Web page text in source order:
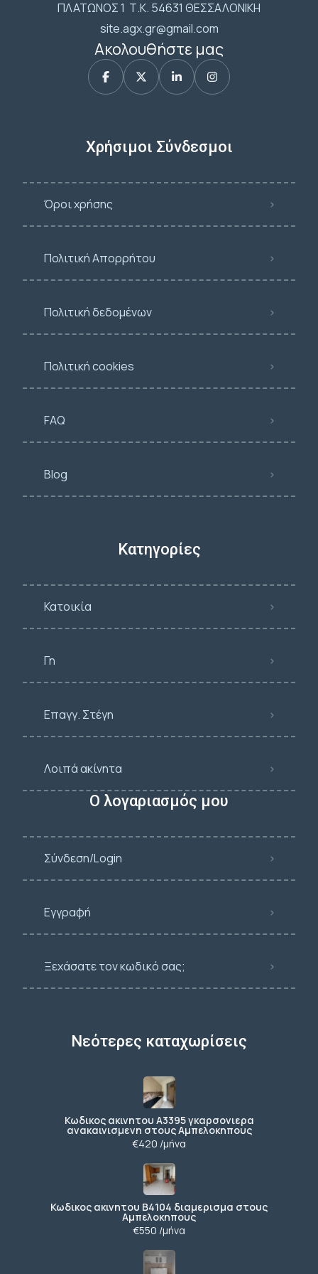
ΠΛΑΤΩΝΟΣ 1 Τ.Κ. 54631 ΘΕΣΣΑΛΟΝΙΚΗ
site.agx.gr@gmail.com
Ακολουθήστε μας
Χρήσιμοι Σύνδεσμοι
Όροι χρήσης
Πολιτική Απορρήτου
Πολιτική δεδομένων
Πολιτική cookies
FAQ
Blog
Κατηγορίες
Κατοικία
Γη
Επαγγ. Στέγη
Λοιπά ακίνητα
Ο λογαριασμός μου
Σύνδεση/Login
Εγγραφή
Ξεχάσατε τον κωδικό σας;
Νεότερες καταχωρίσεις
Κωδικος ακινητου Α3395 γκαρσονιερα
ανακαινισμενη στους Αμπελοκηπους
€420 /μήνα
Κωδικος ακινητου Β4104 διαμερισμα στους
Αμπελοκηπους
€550 /μήνα